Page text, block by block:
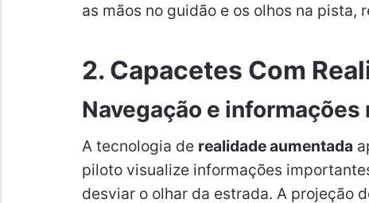
as mãos no guidão e os olhos na pista,
2. Capacetes Com
Navegação e informações
A tecnologia de realidade aumentada
piloto visualize informações
desviar o olhar da estrada. A projeção